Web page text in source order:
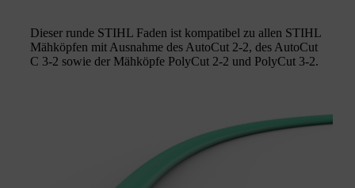
Dieser runde STIHL Faden ist kompatibel zu allen STIHL
Mähköpfen mit Ausnahme des AutoCut 2-2, des AutoCut
C 3-2 sowie der Mähköpfe PolyCut 2-2 und PolyCut 3-2.